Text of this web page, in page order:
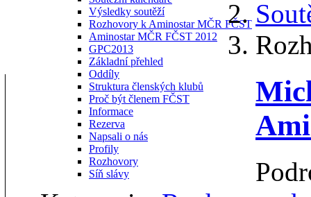
Výsledky soutěží
Rozhovory k Aminostar MČR FČST
Aminostar MČR FČST 2012
GPC2013
Základní přehled
Oddíly
Struktura členských klubů
Proč být členem FČST
Informace
Rezerva
Napsali o nás
Profily
Rozhovory
Síň slávy